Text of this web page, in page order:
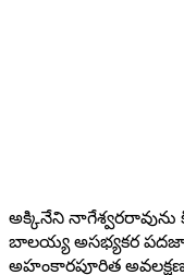
అక్కినేని
బాలయ్య అసభ్యకర
అహంకారపూరిత